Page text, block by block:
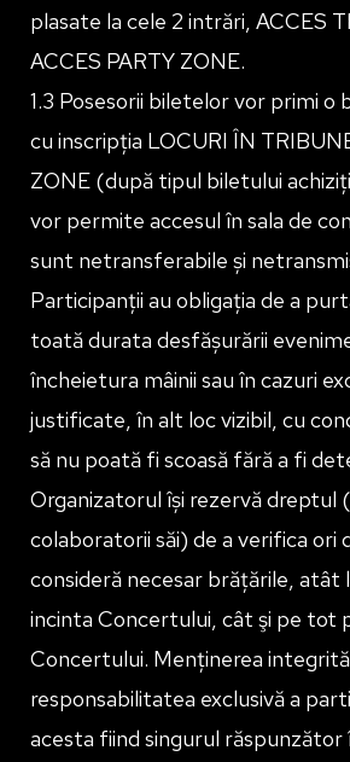
plasate la cele 2 intrări, ACCES
ACCES PARTY ZONE.
1.3 Posesorii biletelor vor primi o
cu inscripția LOCURI ÎN
ZONE (după tipul biletului
vor permite accesul în sala de
sunt netransferabile și
Participanții au obligația de a
toată durata desfășurării
încheietura mâinii sau în cazuri
justificate, în alt loc vizibil, cu
să nu poată fi scoasă fără a fi
Organizatorul își rezervă dreptul
colaboratorii săi) de a verifica ori
consideră necesar brățările, atât
incinta Concertului, cât şi pe tot
Concertului. Menținerea
responsabilitatea exclusivă a
acesta fiind singurul răspunzător